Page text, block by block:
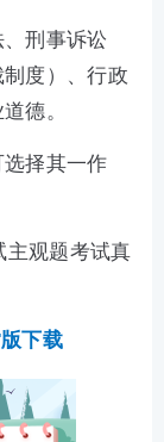
刑事诉讼
度）、行政
德。
择其一作
主观题考试真
下载